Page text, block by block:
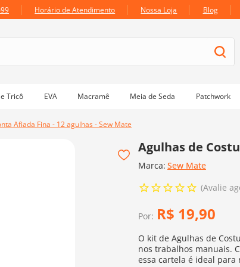
Horário de Atendimento Nossa Loja Blog
Tricô EVA Macramê Meia de Seda Patchwork
Afiada Fina - 12 agulhas - Sew Mate
Agulhas de
Marca: Sew Mate
Avalie
Por: R$ 19,90
O kit de Agulhas de
nos trabalhos manuais.
essa cartela é ideal para